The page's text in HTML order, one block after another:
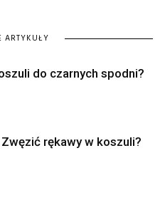
ARTYKUŁY
do czarnych spodni?
rękawy w koszuli?